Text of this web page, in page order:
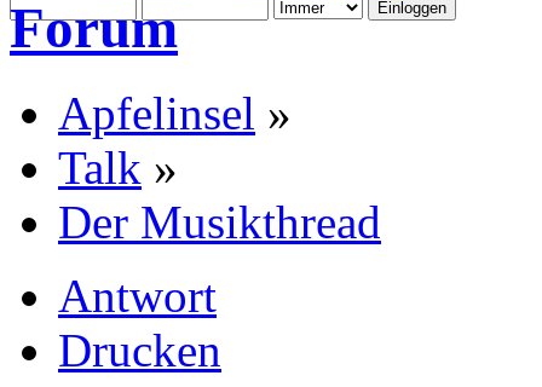
Forum
Apfelinsel »
Talk »
Der Musikthread
Antwort
Drucken